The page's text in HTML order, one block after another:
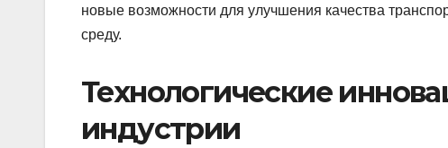
новые возможности для улучшения качества
среду.
Технологические
индустрии